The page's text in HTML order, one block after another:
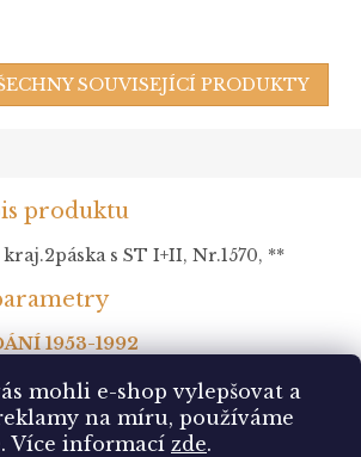
mohli e-shop vylepšovat a
na míru, používáme
Více informací zde.
SOUVISEJÍCÍ PRODUKTY
produktu
s ST I+II, Nr.1570, **
1953-1992